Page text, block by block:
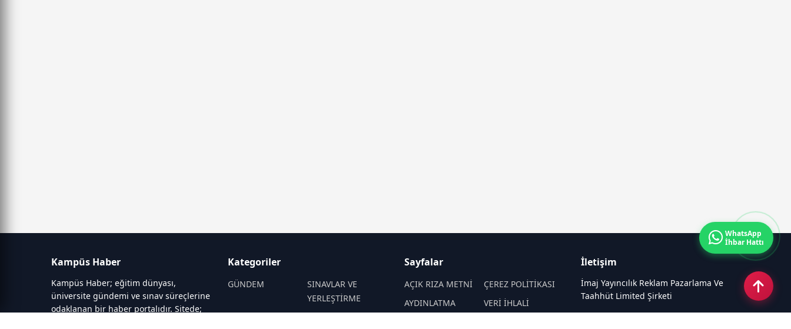
Kampüs Haber
Kampüs Haber; eğitim dünyası,
üniversite gündemi ve sınav süreçlerine
odaklanan bir haber portalıdır. Sitede;
Kategoriler
GÜNDEM
SINAVLAR VE
YERLEŞTİRME
Sayfalar
AÇIK RIZA METNİ
ÇEREZ POLİTİKASI
AYDINLATMA
VERİ İHLALİ
İletişim
İmaj Yayıncılık Reklam Pazarlama Ve
Taahhüt Limited Şirketi
WhatsApp
İhbar Hattı